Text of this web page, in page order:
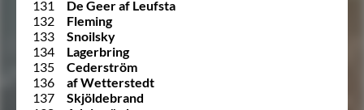
131
De Geer af Leufsta
132
Fleming
133
Snoilsky
134
Lagerbring
135
Cederström
136
af Wetterstedt
137
Skjöldebrand